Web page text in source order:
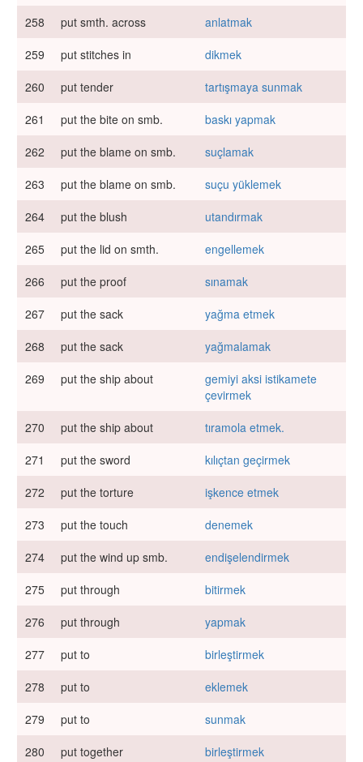
258 put smth. across
anlatmak
259
put stitches in
dikmek
260
put tender
tartışmaya sunmak
261
put the bite on smb.
baskı yapmak
262
put the blame on smb.
suçlamak
263
put the blame on smb.
suçu yüklemek
264
put the blush
utandırmak
265
put the lid on smth.
engellemek
266
put the proof
sınamak
267
put the sack
yağma etmek
268
put the sack
yağmalamak
269
put the ship about
gemiyi aksi istikamete
çevirmek
270
put the ship about
tıramola etmek.
271
put the sword
kılıçtan geçirmek
272
put the torture
işkence etmek
273
put the touch
denemek
274
put the wind up smb.
endişelendirmek
275
put through
bitirmek
276
put through
yapmak
277
put to
birleştirmek
278
put to
eklemek
279
put to
sunmak
280
put together
birleştirmek